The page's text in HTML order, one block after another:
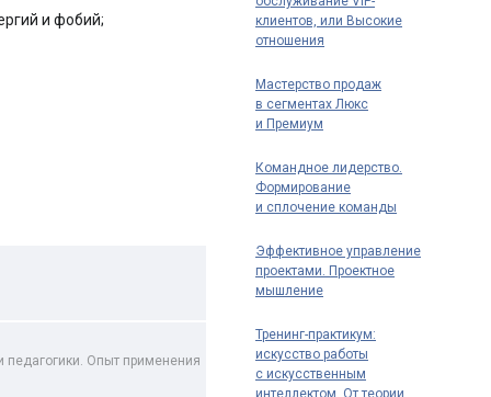
клиентов, или Высокие
отношения
Мастерство продаж
в сегментах Люкс
и Премиум
Командное лидерство.
Формирование
и сплочение команды
Эффективное управление
проектами. Проектное
мышление
Тренинг-практикум:
искусство работы
с искусственным
интеллектом. От теории
и фобий;
педагогики. Опыт применения